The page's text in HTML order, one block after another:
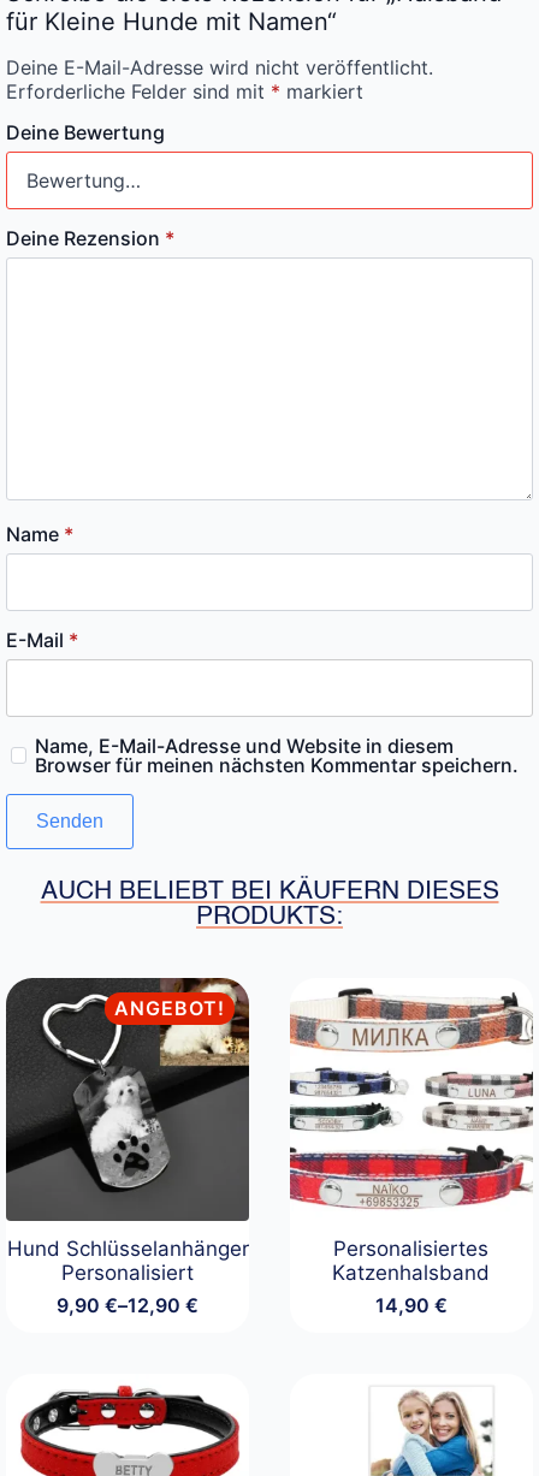
für Kleine Hunde mit Namen“
Deine E-Mail-Adresse wird nicht veröffentlicht.
Erforderliche Felder sind mit * markiert
Deine Bewertung
Deine Rezension *
Name *
E-Mail *
Name, E-Mail-Adresse und Website in diesem
Browser für meinen nächsten Kommentar speichern.
AUCH BELIEBT BEI KÄUFERN DIESES
PRODUKTS:
ANGEBOT!
Hund Schlüsselanhänger
Personalisiert
9,90€–12,90€
Preisspanne:
12,90 €
Personalisiertes
Katzenhalsband
14,90 €